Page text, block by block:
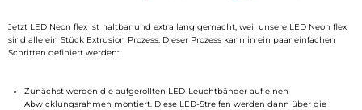
Jetzt LED Neon flex ist haltbar und extra lang gemacht, weil unsere LED Neon flex
sind alle ein Stück Extrusion Prozess. Dieser Prozess kann in ein paar einfachen
Schritten definiert werden:
Zunächst werden die aufgerollten LED-Leuchtbänder auf einen
Abwicklungsrahmen montiert. Diese LED-Streifen werden dann über die